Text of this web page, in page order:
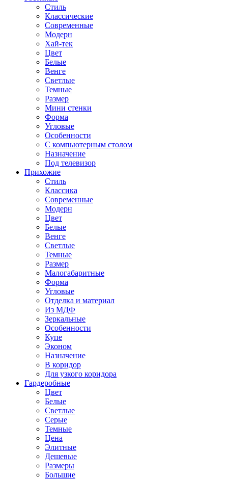
Стиль
Классические
Современные
Модерн
Хай-тек
Цвет
Белые
Венге
Светлые
Темные
Размер
Мини стенки
Форма
Угловые
Особенности
С компьютерным столом
Назначение
Под телевизор
Прихожие
Стиль
Классика
Современные
Модерн
Цвет
Белые
Венге
Светлые
Темные
Размер
Малогабаритные
Форма
Угловые
Отделка и материал
Из МДФ
Зеркальные
Особенности
Купе
Эконом
Назначение
В коридор
Для узкого коридора
Гардеробные
Цвет
Белые
Светлые
Серые
Темные
Цена
Элитные
Дешевые
Размеры
Большие